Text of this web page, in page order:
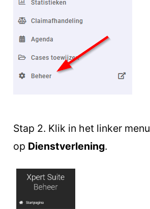
Stap 2. Klik in het linker menu
op Dienstverlening.